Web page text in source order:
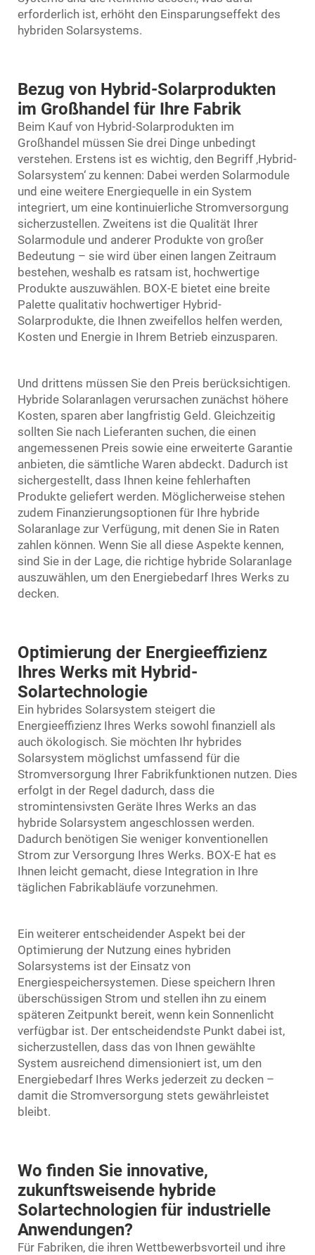
erforderlich ist, erhöht den Einsparungseffekt des
hybriden Solarsystems.
Bezug von Hybrid-Solarprodukten
im Großhandel für Ihre Fabrik
Beim Kauf von Hybrid-Solarprodukten im
Großhandel müssen Sie drei Dinge unbedingt
verstehen. Erstens ist es wichtig, den Begriff ‚Hybrid-
Solarsystem‘ zu kennen: Dabei werden Solarmodule
und eine weitere Energiequelle in ein System
integriert, um eine kontinuierliche Stromversorgung
sicherzustellen. Zweitens ist die Qualität Ihrer
Solarmodule und anderer Produkte von großer
Bedeutung – sie wird über einen langen Zeitraum
bestehen, weshalb es ratsam ist, hochwertige
Produkte auszuwählen. BOX-E bietet eine breite
Palette qualitativ hochwertiger Hybrid-
Solarprodukte, die Ihnen zweifellos helfen werden,
Kosten und Energie in Ihrem Betrieb einzusparen.
Und drittens müssen Sie den Preis berücksichtigen.
Hybride Solaranlagen verursachen zunächst höhere
Kosten, sparen aber langfristig Geld. Gleichzeitig
sollten Sie nach Lieferanten suchen, die einen
angemessenen Preis sowie eine erweiterte Garantie
anbieten, die sämtliche Waren abdeckt. Dadurch ist
sichergestellt, dass Ihnen keine fehlerhaften
Produkte geliefert werden. Möglicherweise stehen
zudem Finanzierungsoptionen für Ihre hybride
Solaranlage zur Verfügung, mit denen Sie in Raten
zahlen können. Wenn Sie all diese Aspekte kennen,
sind Sie in der Lage, die richtige hybride Solaranlage
auszuwählen, um den Energiebedarf Ihres Werks zu
decken.
Optimierung der Energieeffizienz
Ihres Werks mit Hybrid-
Solartechnologie
Ein hybrides Solarsystem steigert die
Energieeffizienz Ihres Werks sowohl finanziell als
auch ökologisch. Sie möchten Ihr hybrides
Solarsystem möglichst umfassend für die
Stromversorgung Ihrer Fabrikfunktionen nutzen. Dies
erfolgt in der Regel dadurch, dass die
stromintensivsten Geräte Ihres Werks an das
hybride Solarsystem angeschlossen werden.
Dadurch benötigen Sie weniger konventionellen
Strom zur Versorgung Ihres Werks. BOX-E hat es
Ihnen leicht gemacht, diese Integration in Ihre
täglichen Fabrikabläufe vorzunehmen.
Ein weiterer entscheidender Aspekt bei der
Optimierung der Nutzung eines hybriden
Solarsystems ist der Einsatz von
Energiespeichersystemen. Diese speichern Ihren
überschüssigen Strom und stellen ihn zu einem
späteren Zeitpunkt bereit, wenn kein Sonnenlicht
verfügbar ist. Der entscheidendste Punkt dabei ist,
sicherzustellen, dass das von Ihnen gewählte
System ausreichend dimensioniert ist, um den
Energiebedarf Ihres Werks jederzeit zu decken –
damit die Stromversorgung stets gewährleistet
bleibt.
Wo finden Sie innovative,
zukunftsweisende hybride
Solartechnologien für industrielle
Anwendungen?
Für Fabriken, die ihren Wettbewerbsvorteil und ihre